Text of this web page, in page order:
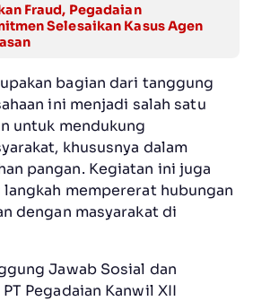
Fraud, Pegadaian
Selesaikan Kasus Agen
bagian dari tanggung
ini menjadi salah satu
untuk mendukung
khususnya dalam
pangan. Kegiatan ini juga
mempererat hubungan
dengan masyarakat di
Jawab Sosial dan
Pegadaian Kanwil XII